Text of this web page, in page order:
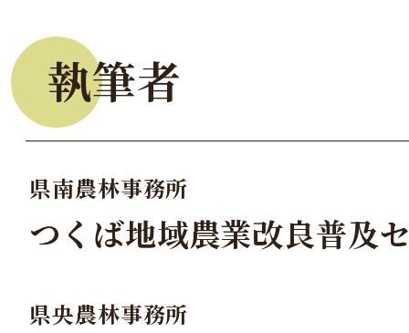
執筆者
県南農林事務所
つくば地域農業改良普及
県央農林事務所